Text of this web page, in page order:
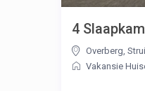
4
Overberg,
Vakansie